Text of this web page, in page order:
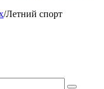
/Летний спорт